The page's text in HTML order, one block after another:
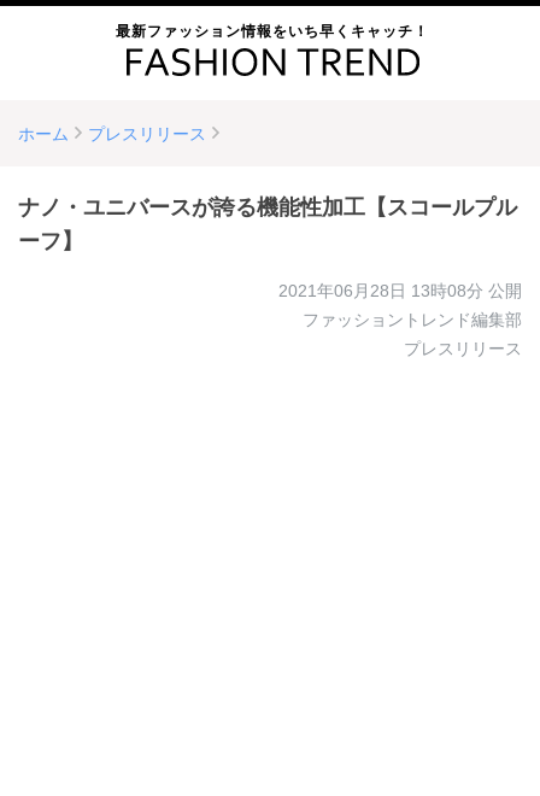
最新ファッション情報をいち早くキャッチ！
ホーム プレスリリース
ナノ・ユニバースが誇る機能性加工【スコールプル
ーフ】
2021年06月28日 13時08分 公開
ファッショントレンド編集部
プレスリリース